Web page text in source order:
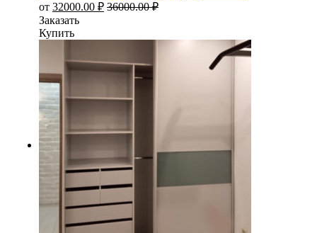
от 32000.00 ₽ 36000.00₽
Заказать
Купить